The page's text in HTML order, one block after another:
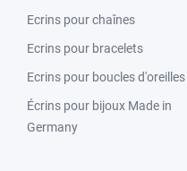
Ecrins pour chaînes
Ecrins pour bracelets
Ecrins pour boucles d'oreilles
Écrins pour bijoux Made in
Germany